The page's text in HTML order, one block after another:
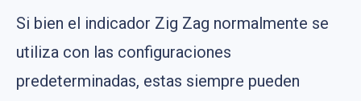
Si bien el indicador Zig Zag normalmente se
utiliza con las configuraciones
predeterminadas, estas siempre pueden